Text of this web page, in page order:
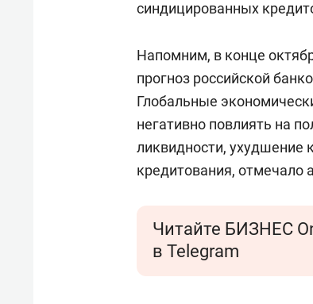
синдицированных
Напомним, в конце
прогноз российской
Глобальные
негативно повлиять на
ликвидности, ухудшение
кредитования, отмечало
Читайте БИЗНЕС
в Telegram